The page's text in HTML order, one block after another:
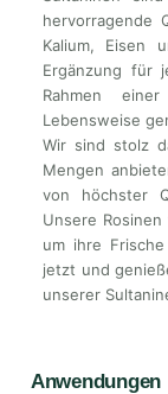
hervorragende
Kalium, Eisen
Ergänzung für
Rahmen
Lebensweise
Wir sind stolz
Mengen
von höchster
Unsere
um ihre
jetzt und
unserer
Anwendungen